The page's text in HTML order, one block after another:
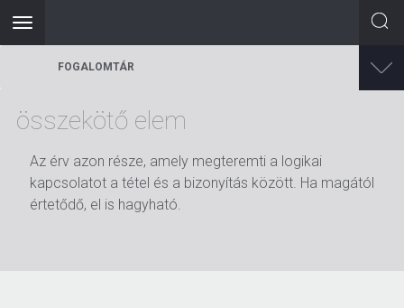
Toggle
navigation
FOGALOMTÁR
összekötő elem
Az érv azon része, amely megteremti a logikai
kapcsolatot a tétel és a bizonyítás között. Ha magától
értetődő, el is hagyható.